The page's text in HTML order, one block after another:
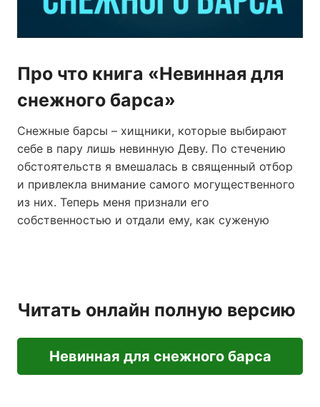
Про что книга «Невинная для
снежного барса»
Снежные барсы – хищники, которые выбирают
себе в пару лишь невинную Деву. По стечению
обстоятельств я вмешалась в священный отбор
и привлекла внимание самого могущественного
из них. Теперь меня признали его
собственностью и отдали ему, как суженую
Читать онлайн полную версию
Невинная для снежного барса